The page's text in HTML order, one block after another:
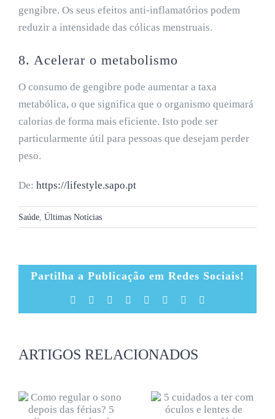
gengibre. Os seus efeitos anti-inflamatórios podem
reduzir a intensidade das cólicas menstruais.
8. Acelerar o metabolismo
O consumo de gengibre pode aumentar a taxa
metabólica, o que significa que o organismo queimará
calorias de forma mais eficiente. Isto pode ser
particularmente útil para pessoas que desejam perder
peso.
De: https://lifestyle.sapo.pt
Saúde Últimas Notícias
Partilha a Publicação em Redes Sociais!
Facebook Reddit LinkedIn
TumblrPinterest
ARTIGOS RELACIONADOS